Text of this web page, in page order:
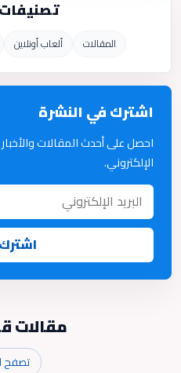
المقالات ألعاب أونلاين
اشترك في النشرة
احصل على أحدث المقالات
الإلكتروني.
مقالات
تصفح